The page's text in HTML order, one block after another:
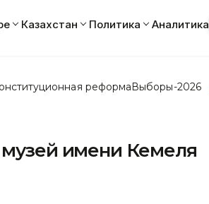
Казахстан Политика Аналитика
реформаВыборы-2026
имени Кемеля